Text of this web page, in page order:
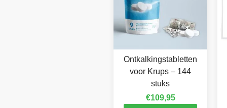
Ontkalkingstabletten
voor Krups – 144
stuks
€109,95